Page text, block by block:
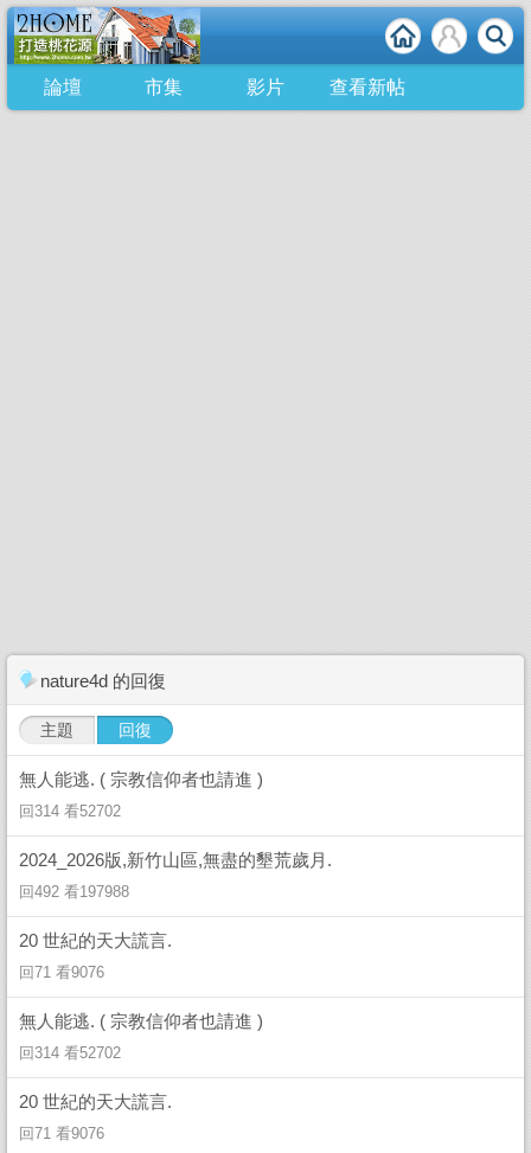
論壇 市集 影片 查看新帖
nature4d 的回復
主題 回復
無人能逃. ( 宗教信仰者也請進 )
回314 看52702
2024_2026版,新竹山區,無盡的墾荒歲月.
回492 看197988
20 世紀的天大謊言.
回71 看9076
無人能逃. ( 宗教信仰者也請進 )
回314 看52702
20 世紀的天大謊言.
回71 看9076